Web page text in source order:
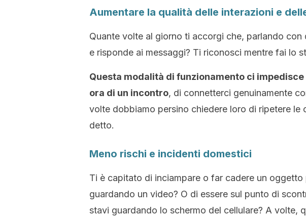
Aumentare la qualità delle interazioni e
Quante volte al giorno ti accorgi che, parlando
e risponde ai messaggi? Ti riconosci mentre fai lo
Questa modalità di funzionamento ci
ora di un incontro, di connetterci genuinamente
volte dobbiamo persino chiedere loro di ripetere le
detto.
Meno rischi e incidenti domestici
Ti è capitato di inciampare o far cadere un oggetto
guardando un video? O di essere sul punto di
stavi guardando lo schermo del cellulare? A volte,